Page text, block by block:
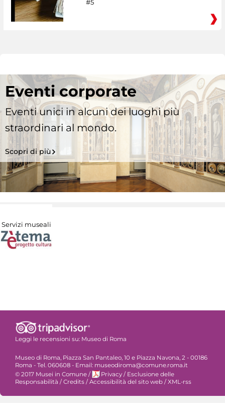
#5
Eventi corporate
Eventi unici in alcuni dei luoghi più
straordinari al mondo.
Scopri di più
Servizi museali
Leggi le recensioni su: Museo di Roma
Museo di Roma, Piazza San Pantaleo, 10 e Piazza Navona, 2 - 00186
Roma - Tel. 060608 - Email: museodiroma@comune.roma.it
© 2017 Musei in Comune / Privacy / Esclusione delle
Responsabilità / Credits / Accessibilità del sito web / XML-rss